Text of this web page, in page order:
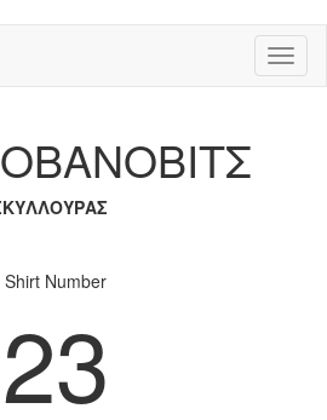
Shirt Number
23